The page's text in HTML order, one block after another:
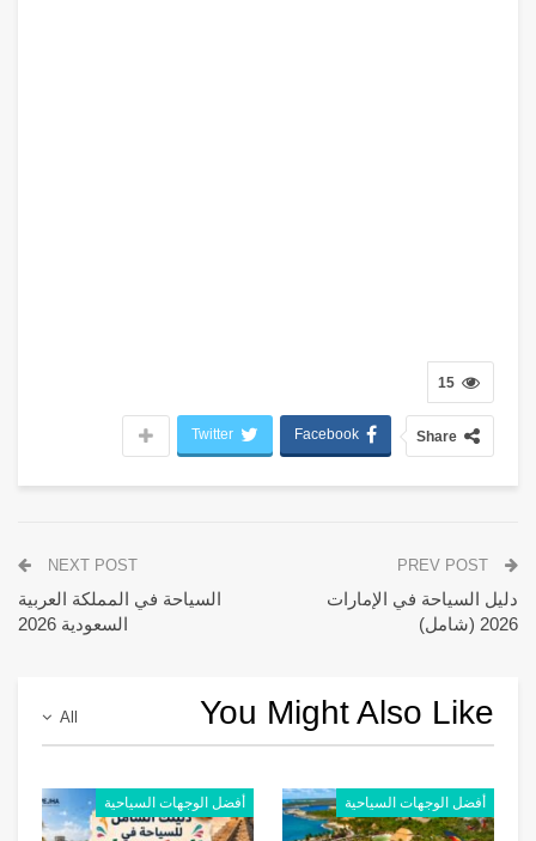
15
Share
Facebook
Twitter
دليل السياحة في الإمارات
2026 (شامل)
NEXT POST
السياحة في المملكة العربية
السعودية 2026
All You Might Also Like
أفضل الوجهات السياحية أفضل الوجهات السياحية